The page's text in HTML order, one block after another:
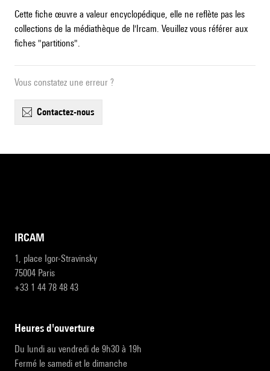
Cette fiche œuvre a valeur encyclopédique, elle ne reflète pas les
collections de la médiathèque de l'Ircam. Veuillez vous référer aux
fiches "partitions".
Vous constatez une erreur ?
contactez-nous
IRCAM
1, place Igor-Stravinsky
75004 Paris
+33 1 44 78 48 43
heures d'ouverture
Du lundi au vendredi de 9h30 à 19h
Fermé le samedi et le dimanche